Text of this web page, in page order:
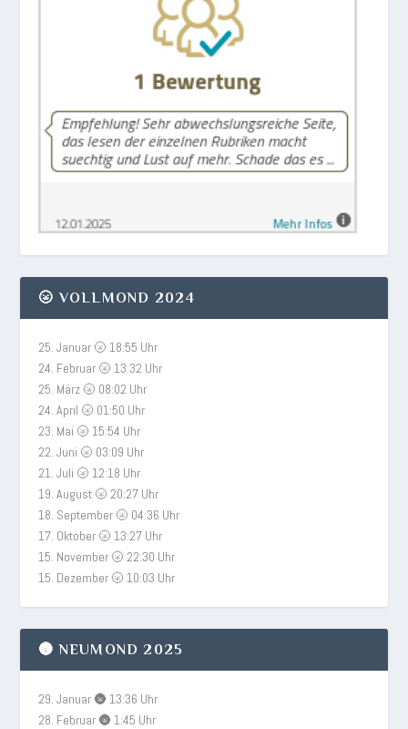
🌝 VOLLMOND 2024
25. Januar 🌝 18:55 Uhr
24. Februar 🌝 13:32 Uhr
25. März 🌝 08:02 Uhr
24. April 🌝 01:50 Uhr
23. Mai 🌝 15:54 Uhr
22. Juni 🌝 03:09 Uhr
21. Juli 🌝 12:18 Uhr
19. August 🌝 20:27 Uhr
18. September 🌝 04:36 Uhr
17. Oktober 🌝 13:27 Uhr
15. November 🌝 22:30 Uhr
15. Dezember 🌝 10:03 Uhr
🌚 NEUMOND 2025
29. Januar 🌚 13:36 Uhr
28. Februar 🌚 1:45 Uhr